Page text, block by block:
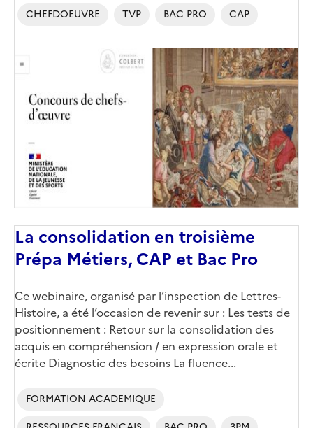
CHEFDOEUVRE TVP BAC PRO CAP
couverture
(conseillée)
La consolidation en troisième
Prépa Métiers, CAP et Bac Pro
Corps
Ce webinaire, organisé par l’inspection de Lettres-
Histoire, a été l’occasion de revenir sur : Les tests de
positionnement : Retour sur la consolidation des
acquis en compréhension / en expression orale et
écrite Diagnostic des besoins La fluence...
FORMATION ACADEMIQUE